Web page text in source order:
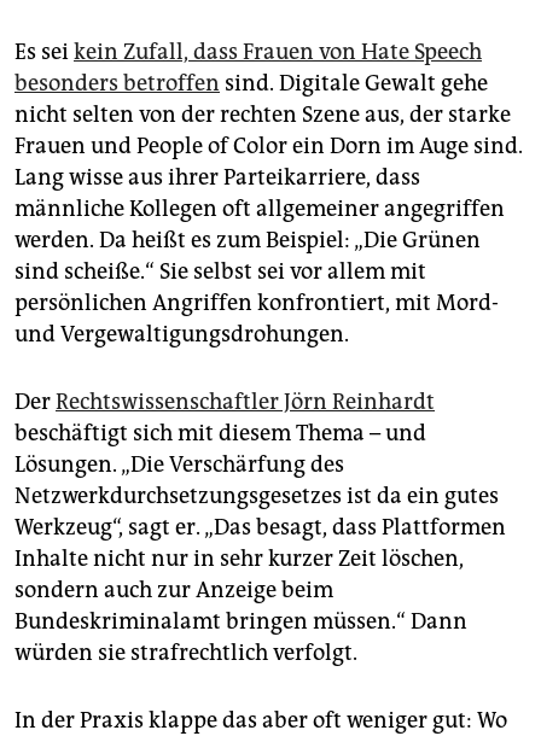
Es seikein Zufall, dass Frauen von Hate Speech
besonders betroffen sind. Digitale Gewalt gehe
nicht selten von der rechten Szene aus, der starke
Frauen und People of Color ein Dorn im Auge sind.
Lang wisse aus ihrer Parteikarriere, dass
männliche Kollegen oft allgemeiner angegriffen
werden. Da heißt es zum Beispiel: „Die Grünen
sind scheiße.“ Sie selbst sei vor allem mit
persönlichen Angriffen konfrontiert, mit Mord-
und Vergewaltigungsdrohungen.
DerRechtswissenschaftler Jörn Reinhardt
beschäftigt sich mit diesem Thema – und
Lösungen. „Die Verschärfung des
Netzwerkdurchsetzungsgesetzes ist da ein gutes
Werkzeug“, sagt er. „Das besagt, dass Plattformen
Inhalte nicht nur in sehr kurzer Zeit löschen,
sondern auch zur Anzeige beim
Bundeskriminalamt bringen müssen.“ Dann
würden sie strafrechtlich verfolgt.
In der Praxis klappe das aber oft weniger gut: Wo